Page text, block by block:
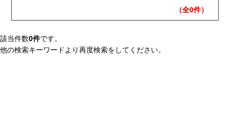
（全0件）
該当件数0件です。
他の検索キーワードより再度検索をしてください。